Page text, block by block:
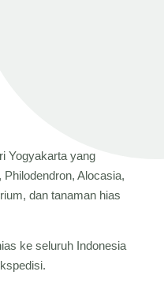
Yogyakarta yang
Alocasia,
dan tanaman hias
ke seluruh Indonesia